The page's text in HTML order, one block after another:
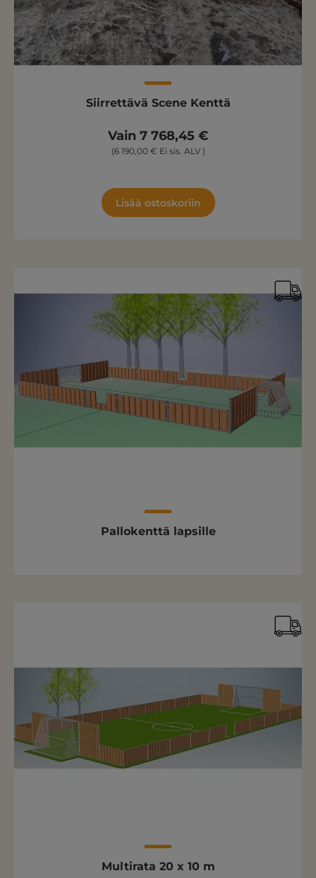
Siirrettävä Scene Kenttä
Vain 7 768,45 €
(6 190,00 € Ei sis. ALV )
Lisää ostoskoriin
Pallokenttä lapsille
Multirata 20 x 10 m